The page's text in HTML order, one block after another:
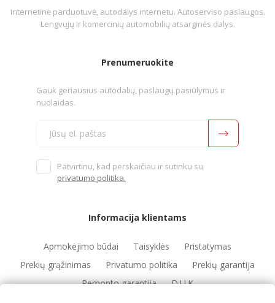
Internetinė parduotuvė, autodalys internetu. Autoserviso paslaugos.
Lengvųjų ir komercinių automobilių atsarginės dalys.
Prenumeruokite
Gauk geriausius autodalių, paslaugų pasiūlymus ir
nuolaidas.
Patvirtinu, kad perskaičiau ir sutinku su
privatumo politika.
Informacija klientams
Apmokėjimo būdai Taisyklės
Pristatymas
Prekių grąžinimas
Privatumo politika
Prekių garantija
Remonto garantija
D.U.K